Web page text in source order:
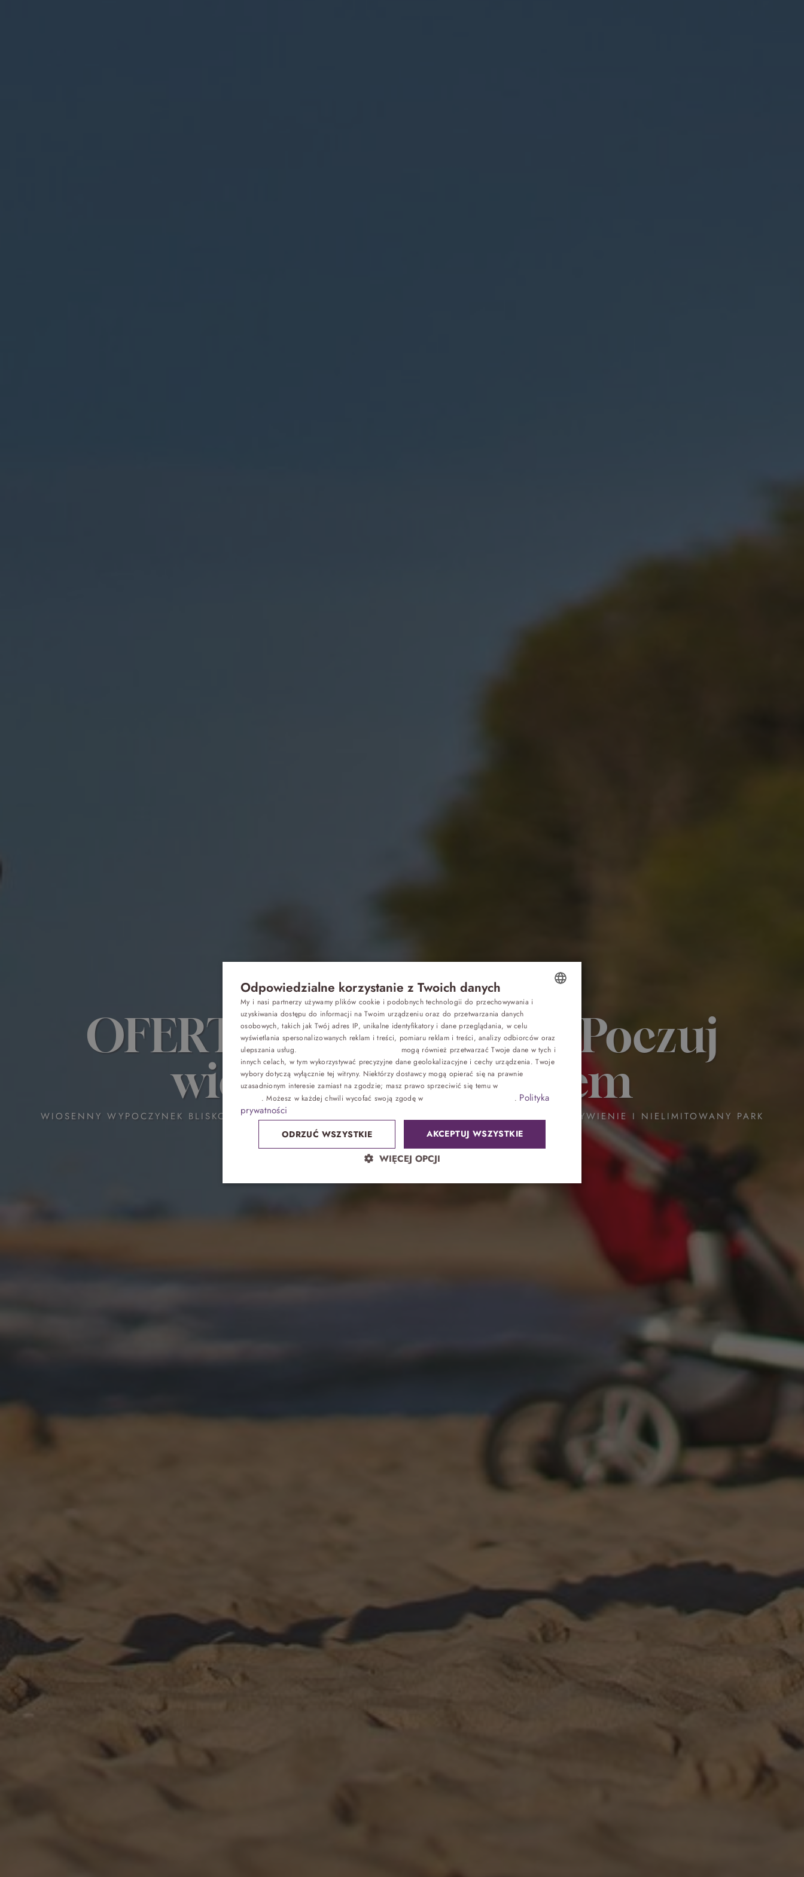
Oferty
Gastronomia
Kontakt
Z dziećmi
Biznes
Odchudzanie
Zdrowie
Sand SPA
Top 5 bestsellers
WAKACJE nad morzem - Wyspa Skarbów -
Pełne atrakcji Lato 2026
Program odchudzający Start
Program odchudzający SPA Deluxe
Sylwester w klimacie Moulin Rouge - pobyt z
balem - FIRST MINUTE
SPA dla przyjaciółek
OFERTA ARCHIWALNA Poczuj
wiosnę nad Bałtykiem
WIOSENNY WYPOCZYNEK BLISKO MORZA, Z ATRAKCJAMI DLA DZIECI I DOROSŁYCH. PEŁNE WYŻYWIENIE I NIELIMITOWANY PARK
GERMAN
Odpowiedzialne korzystanie z Twoich danych
My i nasi partnerzy używamy plików cookie i podobnych technologii do przechowywania i
uzyskiwania dostępu do informacji na Twoim urządzeniu oraz do przetwarzania danych
osobowych, takich jak Twój adres IP, unikalne identyfikatory i dane przeglądania, w celu
wyświetlania spersonalizowanych reklam i treści, pomiaru reklam i treści, analizy odbiorców oraz
ulepszania usług.
mogą również przetwarzać Twoje dane w tych i
innych celach, w tym wykorzystywać precyzyjne dane geolokalizacyjne i cechy urządzenia. Twoje
wybory dotyczą wyłącznie tej witryny. Niektórzy dostawcy mogą opierać się na prawnie
uzasadnionym interesie zamiast na zgodzie; masz prawo sprzeciwić się temu w
. Możesz w każdej chwili wycofać swoją zgodę w . Polityka
prywatności
AKCEPTUJ WSZYSTKIE
ODRZUĆ WSZYSTKIE
WIĘCEJ OPCJI